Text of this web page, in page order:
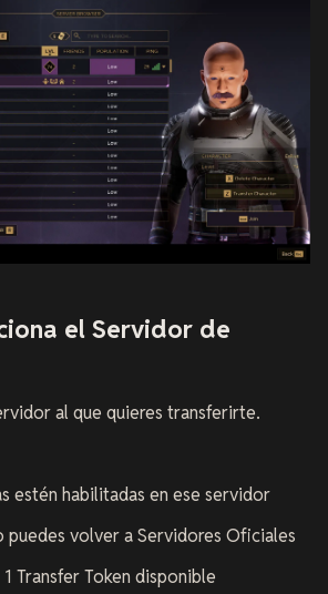
el Servidor de
al que quieres transferirte.
estén habilitadas en ese servidor
puedes volver a Servidores Oficiales
Transfer Token disponible